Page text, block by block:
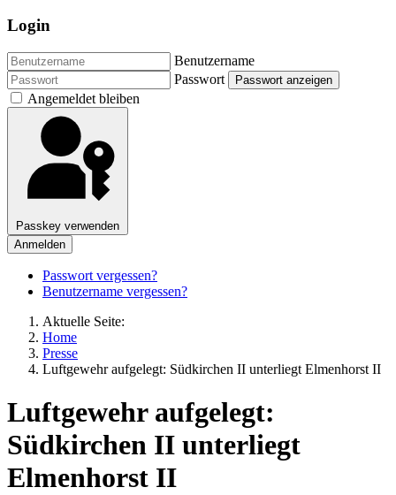
Login
Benutzername
Passwort
Passwort anzeigen
Angemeldet bleiben
Passkey verwenden
Anmelden
Passwort vergessen?
Benutzername vergessen?
Aktuelle Seite:
Home
Presse
Luftgewehr aufgelegt: Südkirchen II unterliegt Elmenhorst II
Luftgewehr aufgelegt:
Südkirchen II unterliegt
Elmenhorst II